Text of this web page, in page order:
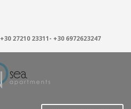
+30 27210 23311- +30 6972623247